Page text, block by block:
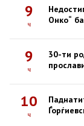
9
ч
Онко“
9
ч
30-ти
10
ч